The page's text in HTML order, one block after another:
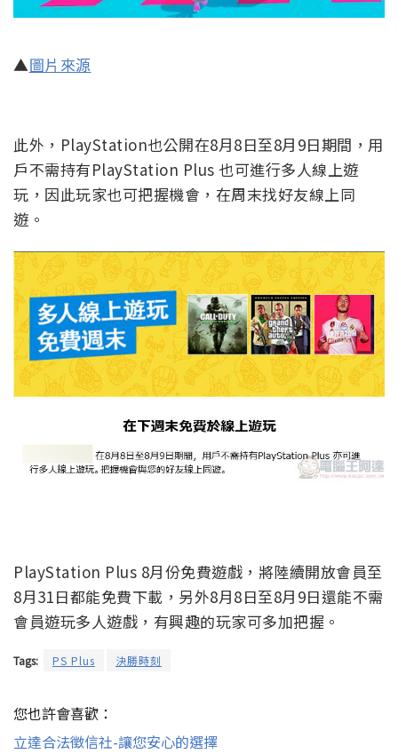
▲圖片來源
此外，PlayStation也公開在8月8日至8月9日期間，用
戶不需持有PlayStation Plus 也可進行多人線上遊
玩，因此玩家也可把握機會，在周末找好友線上同
遊。
PlayStation Plus 8月份免費遊戲，將陸續開放會員至
8月31日都能免費下載，另外8月8日至8月9日還能不需
會員遊玩多人遊戲，有興趣的玩家可多加把握。
Tags: PS Plus 決勝時刻
您也許會喜歡：
立達合法徵信社-讓您安心的選擇